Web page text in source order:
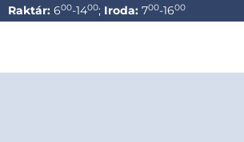
Raktár: 600-1400; Iroda: 700-1600